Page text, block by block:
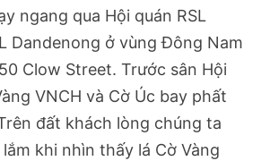
ngang qua Hội quán RSL
Dandenong ở vùng Đông Nam
Clow Street. Trước sân Hội
VNCH và Cờ Úc bay phất
đất khách lòng chúng ta
khi nhìn thấy lá Cờ Vàng